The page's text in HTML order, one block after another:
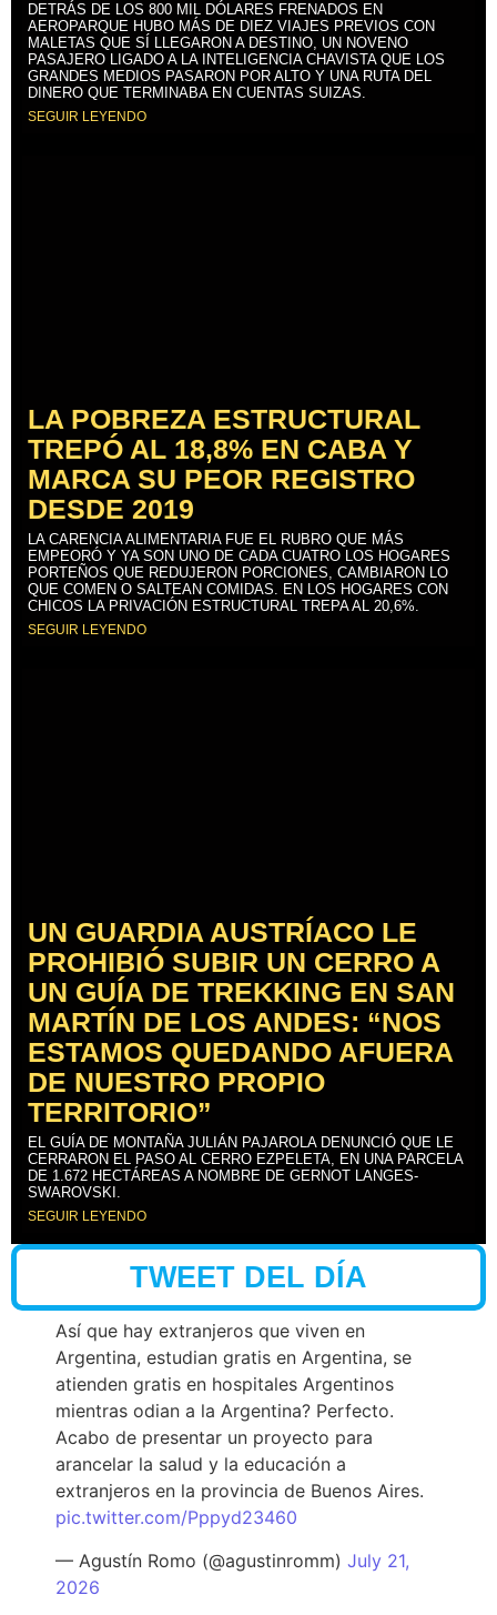
DETRÁS DE LOS 800 MIL DÓLARES FRENADOS EN
AEROPARQUE HUBO MÁS DE DIEZ VIAJES PREVIOS CON
MALETAS QUE SÍ LLEGARON A DESTINO, UN NOVENO
PASAJERO LIGADO A LA INTELIGENCIA CHAVISTA QUE LOS
GRANDES MEDIOS PASARON POR ALTO Y UNA RUTA DEL
DINERO QUE TERMINABA EN CUENTAS SUIZAS.
SEGUIR LEYENDO
LA POBREZA ESTRUCTURAL
TREPÓ AL 18,8% EN CABA Y
MARCA SU PEOR REGISTRO
DESDE 2019
LA CARENCIA ALIMENTARIA FUE EL RUBRO QUE MÁS
EMPEORÓ Y YA SON UNO DE CADA CUATRO LOS HOGARES
PORTEÑOS QUE REDUJERON PORCIONES, CAMBIARON LO
QUE COMEN O SALTEAN COMIDAS. EN LOS HOGARES CON
CHICOS LA PRIVACIÓN ESTRUCTURAL TREPA AL 20,6%.
SEGUIR LEYENDO
UN GUARDIA AUSTRÍACO LE
PROHIBIÓ SUBIR UN CERRO A
UN GUÍA DE TREKKING EN SAN
MARTÍN DE LOS ANDES: “NOS
ESTAMOS QUEDANDO AFUERA
DE NUESTRO PROPIO
TERRITORIO”
EL GUÍA DE MONTAÑA JULIÁN PAJAROLA DENUNCIÓ QUE LE
CERRARON EL PASO AL CERRO EZPELETA, EN UNA PARCELA
DE 1.672 HECTÁREAS A NOMBRE DE GERNOT LANGES-
SWAROVSKI.
SEGUIR LEYENDO
TWEET DEL DÍA
Así que hay extranjeros que viven en
Argentina, estudian gratis en Argentina, se
atienden gratis en hospitales Argentinos
mientras odian a la Argentina? Perfecto.
Acabo de presentar un proyecto para
arancelar la salud y la educación a
extranjeros en la provincia de Buenos Aires.
pic.twitter.com/Pppyd23460
— Agustín Romo (@agustinromm) July 21,
2026